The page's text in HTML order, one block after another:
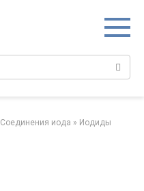
Соединения иода‎ » Иодиды‎